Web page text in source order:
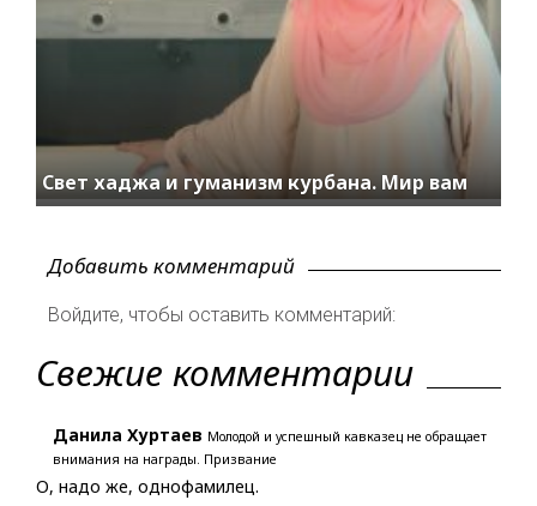
Свет хаджа и гуманизм курбана. Мир вам
Добавить комментарий
Войдите, чтобы оставить комментарий:
Свежие комментарии
Данила Хуртаев Молодой и успешный кавказец не обращает
внимания на награды. Призвание
О, надо же, однофамилец.